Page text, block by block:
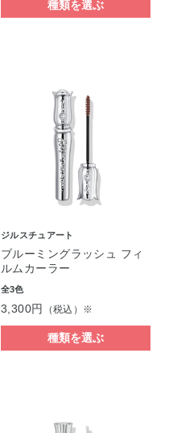
種類を選ぶ
ジルスチュアート
ブルーミングラッシュ フィ
ルムカーラー
全3色
3,300円 （税込）※
種類を選ぶ